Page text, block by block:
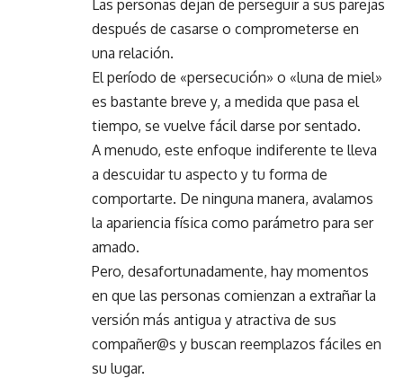
Las personas dejan de perseguir a sus parejas
después de casarse o comprometerse en
una relación.
El período de «persecución» o «luna de miel»
es bastante breve y, a medida que pasa el
tiempo, se vuelve fácil darse por sentado.
A menudo, este enfoque indiferente te lleva
a descuidar tu aspecto y tu forma de
comportarte. De ninguna manera, avalamos
la apariencia física como parámetro para ser
amado.
Pero, desafortunadamente, hay momentos
en que las personas comienzan a extrañar la
versión más antigua y atractiva de sus
compañer@s y buscan reemplazos fáciles en
su lugar.